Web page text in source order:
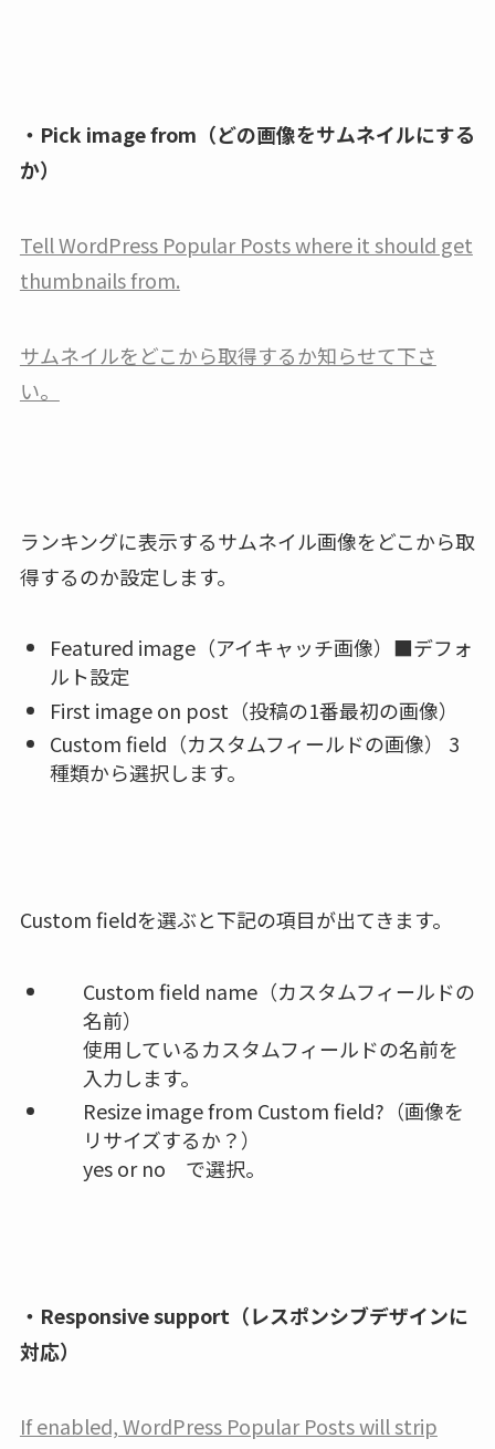
・Pick image from（どの画像をサムネイルにする
か）
Tell WordPress Popular Posts where it should get
thumbnails from.
サムネイルをどこから取得するか知らせて下さ
い。
ランキングに表示するサムネイル画像をどこから取
得するのか設定します。
Featured image（アイキャッチ画像）■デフォ
ルト設定
First image on post（投稿の1番最初の画像）
Custom field（カスタムフィールドの画像） 3
種類から選択します。
Custom fieldを選ぶと下記の項目が出てきます。
Custom field name（カスタムフィールドの
名前）
使用しているカスタムフィールドの名前を
入力します。
Resize image from Custom field?（画像を
リサイズするか？）
yes or no で選択。
・Responsive support（レスポンシブデザインに
対応）
If enabled, WordPress Popular Posts will strip